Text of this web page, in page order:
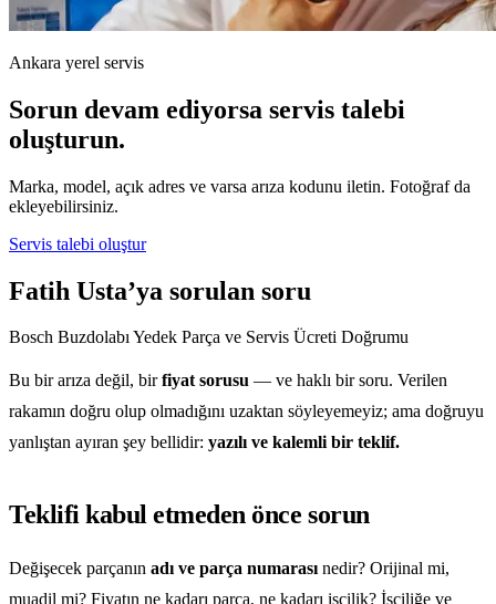
Ankara yerel servis
Sorun devam ediyorsa servis talebi
oluşturun.
Marka, model, açık adres ve varsa arıza kodunu iletin. Fotoğraf da
ekleyebilirsiniz.
Servis talebi oluştur
Fatih Usta’ya sorulan soru
Bosch Buzdolabı Yedek Parça ve Servis Ücreti Doğrumu
Bu bir arıza değil, birfiyat sorusu — ve haklı bir soru. Verilen
rakamın doğru olup olmadığını uzaktan söyleyemeyiz; ama doğruyu
yanlıştan ayıran şey bellidir: yazılı ve kalemli bir teklif.
Teklifi kabul etmeden önce sorun
Değişecek parçanın adı ve parça numarası nedir? Orijinal mi,
muadil mi? Fiyatın ne kadarı parça, ne kadarı işçilik? İşçiliğe ve